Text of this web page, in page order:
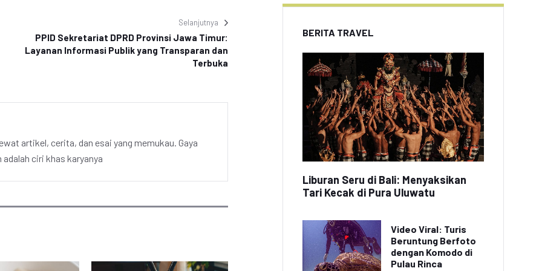
Selanjutnya
PPID Sekretariat DPRD Provinsi Jawa Timur:
Layanan Informasi Publik yang Transparan dan
Terbuka
artikel, cerita, dan esai yang memukau. Gaya
ciri khas karyanya
BERITA TRAVEL
Liburan Seru di Bali: Menyaksikan
Tari Kecak di Pura Uluwatu
Video Viral: Turis
Beruntung Berfoto
dengan Komodo di
Pulau Rinca